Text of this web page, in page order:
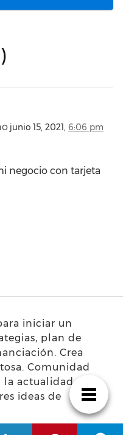
junio 15, 2021, 6:06 pm
negocio con tarjeta
iniciar un
plan de
Crea
Comunidad
la actualidad
ideas de